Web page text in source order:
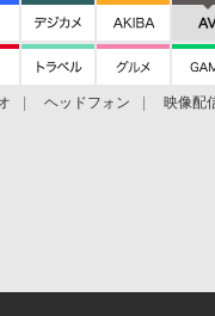
ヘッドフォン 映像配